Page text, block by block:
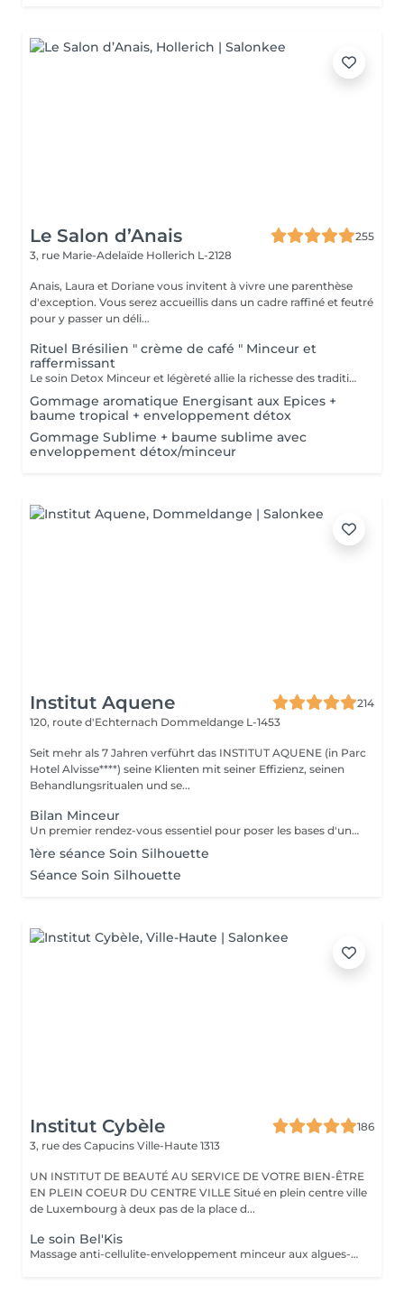
Le Salon d’Anais
255
3, rue Marie-Adelaïde Hollerich L-2128
Anais, Laura et Doriane vous invitent à vivre une parenthèse
d'exception. Vous serez accueillis dans un cadre raffiné et feutré
pour y passer un déli...
Rituel Brésilien " crème de café " Minceur et
raffermissant
Le soin Detox Minceur et légèreté allie la richesse des traditions et pharmacopées brésiliennes et indiennes. Les mouvements vont, de façon alternatives, oxygéner et les drainer les tissus afin de raffermir et detoxifier le corps et le mental. Ce soin est pratiqué avec la Crème de Café Minceur, l'Huile Ayurvédique et un enveloppement personnalisé. * Possibilité de faire un abonnement 5+ 1 offert
Gommage aromatique Energisant aux Epices +
baume tropical + enveloppement détox
Gommage Sublime + baume sublime avec
enveloppement détox/minceur
Institut Aquene
214
120, route d'Echternach Dommeldange L-1453
Seit mehr als 7 Jahren verführt das INSTITUT AQUENE (in Parc
Hotel Alvisse****) seine Klienten mit seiner Effizienz, seinen
Behandlungsritualen und se...
Bilan Minceur
Un premier rendez-vous essentiel pour poser les bases d'un accompagnement efficace et personnalisé. Lors de ce bilan, nous analysons votre morphologie, vos habitudes, votre hygiène de vie et vos objectifs. Cela nous permet de comprendre les causes profondes de vos difficultés et de définir ensemble un programme adapté : soins, fréquence, conseils, cosmétique, hygiène de vie. Objectif : construire un plan minceur global, réaliste et efficace, en lien avec votre corps et vos besoins.
1ère séance Soin Silhouette
Séance Soin Silhouette
Institut Cybèle
186
3, rue des Capucins Ville-Haute 1313
UN INSTITUT DE BEAUTÉ AU SERVICE DE VOTRE BIEN-ÊTRE
EN PLEIN COEUR DU CENTRE VILLE Situé en plein centre ville
de Luxembourg à deux pas de la place d...
Le soin Bel'Kis
Massage anti-cellulite-enveloppement minceur aux algues-application de gel cryogène. La légende désigne Belkis (la reine de Saba) d'allure souple et élégante, comme l'un des symboles de la beauté. Le soin Belkis est un soin spécifique minceur complet : amincissant-raffermissant-drainant, à base d'huiles essentielles de citron et cyprès, caféine et algues laminaires. Soin très puissant car au maximum de concentration des huiles essentielles autorisés.